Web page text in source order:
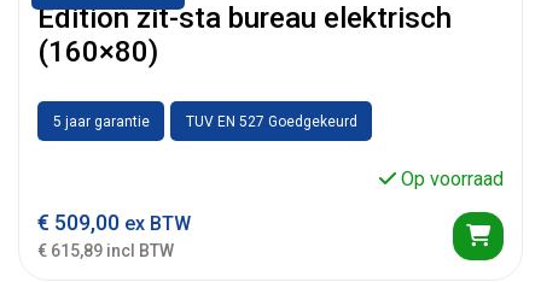
Edition zit-sta bureau elektrisch
(160×80)
5 jaar garantie TUV EN 527 Goedgekeurd
Op voorraad
€ 509,00 ex BTW
€ 615,89 incl BTW